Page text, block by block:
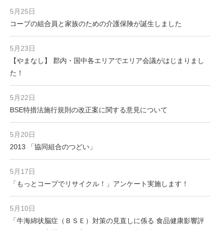
5月25日
コープの組合員と家族のための介護保険が誕生しました
5月23日
【やまなし】 郡内・国中各エリアでエリア会議がはじまりまし
た！
5月22日
BSE特措法施行規則の改正案に関する意見について
5月20日
2013 「協同組合のつどい」
5月17日
「もっとコープでリサイクル！」アンケート実施します！
5月10日
「牛海綿状脳症（ＢＳＥ）対策の見直しに係る 食品健康影響評